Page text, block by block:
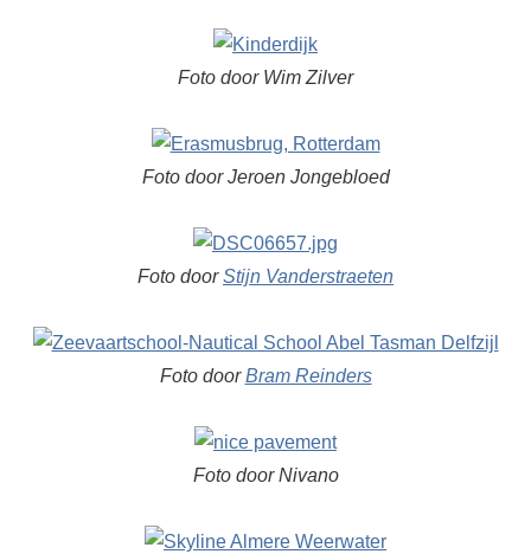
Foto door Wim Zilver
Foto door Jeroen Jongebloed
Foto doorStijn Vanderstraeten
Foto doorBram Reinders
Foto door Nivano